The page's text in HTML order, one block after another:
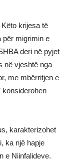
krijesa të
për migrimin e
deri në pyjet
në vjeshtë nga
me mbërritjen e
konsiderohen
karakterizohet
ka një hapje
e Niinfalideve.